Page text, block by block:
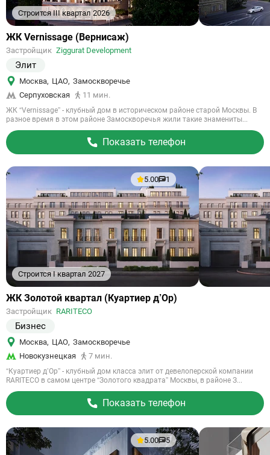
Строится III квартал 2026
Ссылка
объект
ЖК Vernissage (Вернисаж)
Застройщик Ziggurat Development
Элит
Москва, ЦАО, Замоскворечье
Серпуховская
11 мин.
ЖК “Vernissage” - клубный дом в историческом районе старой Москвы. В
разное время в этом районе Замоскворечья жили такие знамениты...
Показать телефон
Строится I квартал 2027
5.00 1
Ссылка
объект
ЖК Золотой квартал (Куартиер д’Ор)
Застройщик RARITECO
Бизнес
Москва, ЦАО, Замоскворечье
Новокузнецкая
7 мин.
“Куартиер д’Ор” - клубный дом класса элит от девелоперской компании
RARITECO в самом центре “Золотого квадрата” Москвы, в районе З...
Показать телефон
5.00 5